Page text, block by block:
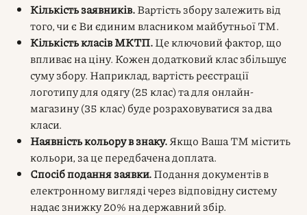
Кількість заявників.Вартість збору залежить від
того, чи є Ви єдиним власником майбутньої ТМ.
Кількість класів МКТП.Це ключовий фактор, що
впливає на ціну. Кожен додатковий клас збільшує
суму збору. Наприклад, вартість реєстрації
логотипу для одягу (25 клас) та для онлайн-
магазину (35 клас) буде розраховуватися за два
класи.
Наявність кольору в знаку.Якщо Ваша ТМ містить
кольори, за це передбачена доплата.
Спосіб подання заявки.Подання документів в
електронному вигляді через відповідну систему
надає знижку 20% на державний збір.